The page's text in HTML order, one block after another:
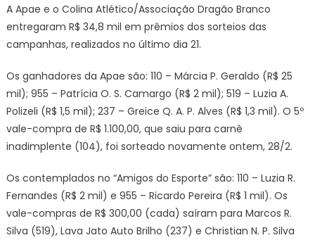
A Apae e o Colina Atlético/Associação Dragão Branco
entregaram R$ 34,8 mil em prêmios dos sorteios das
campanhas, realizados no último dia 21.
Os ganhadores da Apae são: 110 – Márcia P. Geraldo (R$ 25
mil); 955 – Patrícia O. S. Camargo (R$ 2 mil); 519 – Luzia A.
Polizeli (R$ 1,5 mil); 237 – Greice Q. A. P. Alves (R$ 1,3 mil). O 5º
vale-compra de R$ 1.100,00, que saiu para carnê
inadimplente (104), foi sorteado novamente ontem, 28/2.
Os contemplados no “Amigos do Esporte” são: 110 – Luzia R.
Fernandes (R$ 2 mil) e 955 – Ricardo Pereira (R$ 1 mil). Os
vale-compras de R$ 300,00 (cada) saíram para Marcos R.
Silva (519), Lava Jato Auto Brilho (237) e Christian N. P. Silva